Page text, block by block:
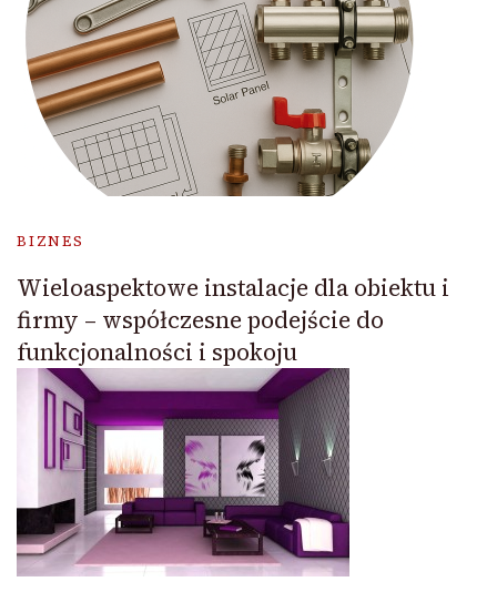
BIZNES
Wieloaspektowe instalacje dla obiektu i
firmy – współczesne podejście do
funkcjonalności i spokoju